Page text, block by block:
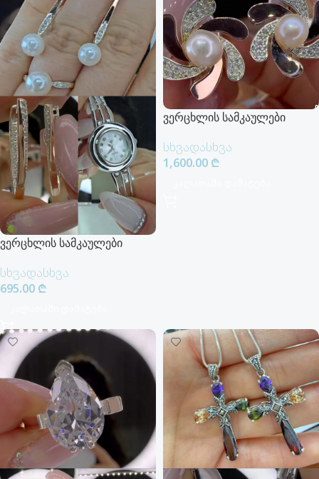
ვერცხლის სამკაულები
სხვადასხვა
695.00 ₾
ვერცხლის სამკაულები
სხვადასხვა
1,600.00 ₾